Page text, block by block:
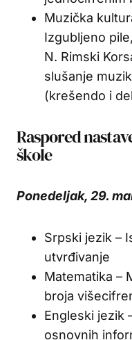
Muzička
Izgubljeno
N. Rimski
slušanje
(krešendo i
Raspored
škole
Ponedeljak, 29.
Srpski jezik –
utvrđivanje
Matematika –
broja
Engleski jezik
osnovnih